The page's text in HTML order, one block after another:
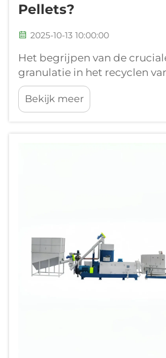
Pellets?
2025-10-13 10:00:00
Het begrijpen van de
granulatie in het recyclen
omzetting van kunststofafval
hoogwaardige gerecyclede
hoeksteen van moderne
Bekijk meer